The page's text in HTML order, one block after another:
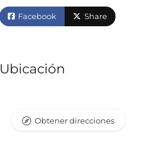
Facebook Share
Ubicación
Obtener direcciones